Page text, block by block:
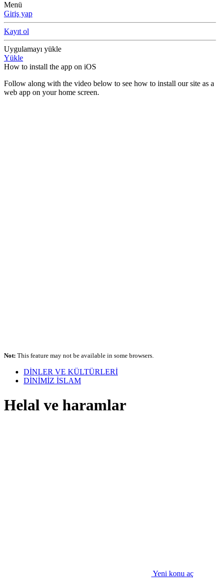
Menü
Giriş yap
Kayıt ol
Uygulamayı yükle
Yükle
How to install the app on iOS
Follow along with the video below to see how to install our site as a
web app on your home screen.
Not: This feature may not be available in some browsers.
DİNLER VE KÜLTÜRLERİ
DİNİMİZ İSLAM
Helal ve haramlar
Yeni konu aç